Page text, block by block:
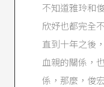
不知道雅玲和
欣妤也都完全
直到十年之後
血親的關係，
係，那麼，俊